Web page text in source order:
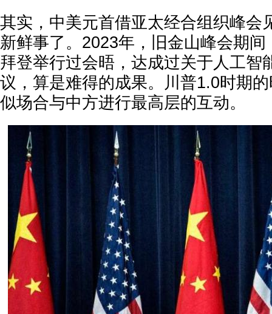
其实，中美元首借亚太经合组织峰会
新鲜事了。2023年，旧金山峰会期
拜登举行过会晤，达成过关于人工智
议，算是难得的成果。川普1.0时期
似场合与中方进行最高层的互动。